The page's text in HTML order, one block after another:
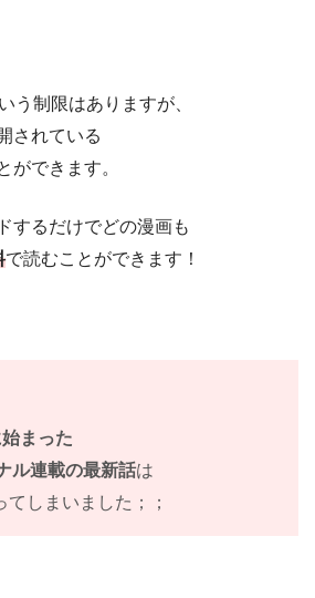
う制限はありますが、
されている
ができます。
するだけでどの漫画も
で読むことができます！
まった
ル連載の最新話は
てしまいました；；